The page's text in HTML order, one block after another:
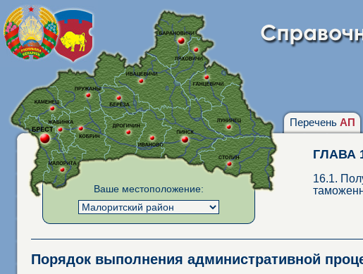
Ваше местоположение:
Перечень АП
ГЛАВА
16.1.
Порядок выполнения административной